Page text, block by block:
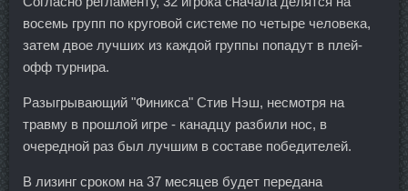
восемь групп по круговой системе по четыре человека,
затем двое лучших из каждой группы попадут в плей-
офф турнира.
Разыгрывающий "Финикса" Стив Нэш, несмотря на
травму в прошлой игре - канадцу разбили нос, в
очередной раз был лучшим в составе победителей.
В лизинг сроком на 37 месяцев будет передана